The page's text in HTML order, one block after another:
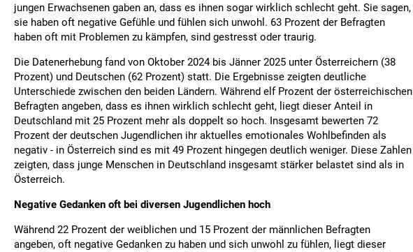
jungen Erwachsenen gaben an, dass es ihnen sogar wirklich schlecht geht. Sie sagen,
sie haben oft negative Gefühle und fühlen sich unwohl. 63 Prozent der Befragten
haben oft mit Problemen zu kämpfen, sind gestresst oder traurig.
Die Datenerhebung fand von Oktober 2024 bis Jänner 2025 unter Österreichern (38
Prozent) und Deutschen (62 Prozent) statt. Die Ergebnisse zeigten deutliche
Unterschiede zwischen den beiden Ländern. Während elf Prozent der österreichischen
Befragten angeben, dass es ihnen wirklich schlecht geht, liegt dieser Anteil in
Deutschland mit 25 Prozent mehr als doppelt so hoch. Insgesamt bewerten 72
Prozent der deutschen Jugendlichen ihr aktuelles emotionales Wohlbefinden als
negativ - in Österreich sind es mit 49 Prozent hingegen deutlich weniger. Diese Zahlen
zeigten, dass junge Menschen in Deutschland insgesamt stärker belastet sind als in
Österreich.
Negative Gedanken oft bei diversen Jugendlichen hoch
Während 22 Prozent der weiblichen und 15 Prozent der männlichen Befragten
angeben, oft negative Gedanken zu haben und sich unwohl zu fühlen, liegt dieser